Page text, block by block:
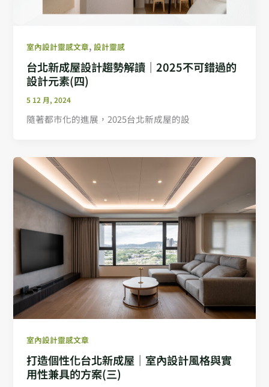
室內設計靈感文章,設計靈感
台北新成屋設計趨勢解讀｜2025不可錯過的
設計元素(四)
5 12 月, 2024
隨著都市化的進展，2025台北新成屋的設
室內設計靈感文章
打造個性化台北新成屋｜室內設計風格與實
用性兼具的方案(三)